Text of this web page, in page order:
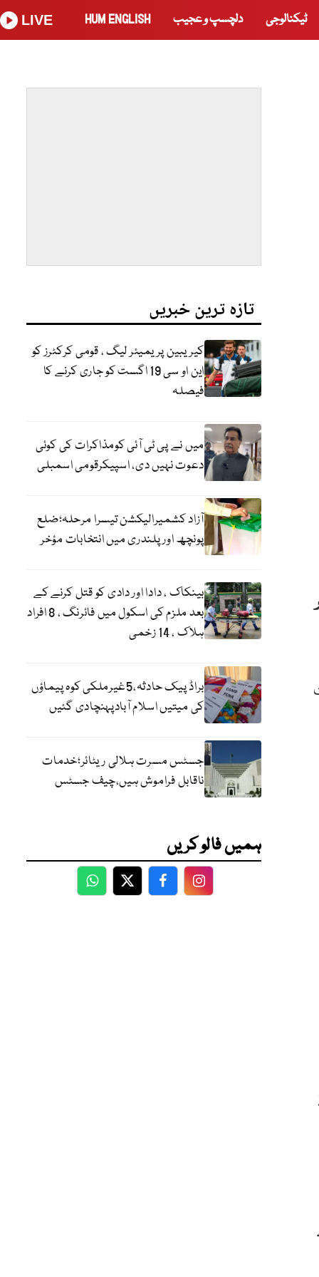
ٹیکنالوجی دلچسپ و عجیب HUM ENGLISH
LIVE
تازہ ترین خبریں
کیریبین پریمیئر لیگ ، قومی کرکٹرز کو
این او سی 19 اگست کو جاری کرنے کا
فیصلہ
میں نے پی ٹی آئی کومذاکرات کی کوئی
دعوت نہیں دی، اسپیکرقومی اسمبلی
آزاد کشمیرالیکشن تیسرا مرحلہ؛ضلع
پونچھ اور پلندری میں انتخابات مؤخر
بینکاک ، دادا اور دادی کو قتل کرنے کے
بعد ملزم کی اسکول میں فائرنگ ، 8 افراد
ہلاک ، 14 زخمی
براڈ پیک حادثہ،5غیرملکی کوہ پیماؤں
کی میتیں اسلام آبادپہنچادی گئیں
جسٹس مسرت ہلالی ریٹائر؛خدمات
ناقابل فراموش ہیں،چیف جسٹس
ہمیں فالو کریں
WhatsApp
TwitterFacebookFacebook